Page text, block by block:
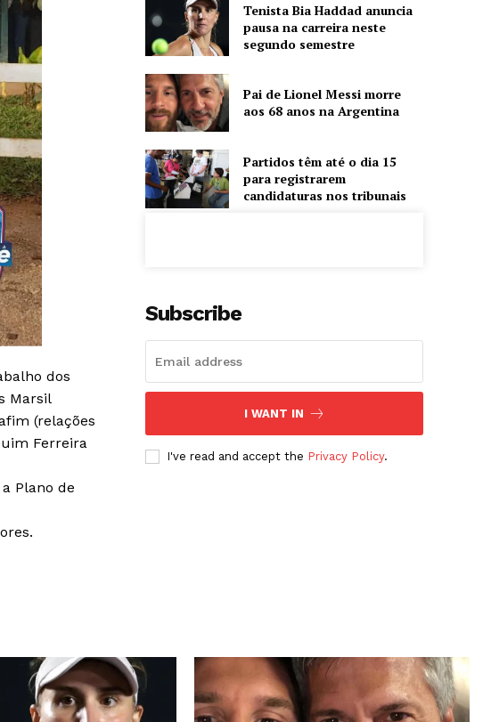
dos
Marsil
(relações
Ferreira
Plano de
Tenista Bia Haddad anuncia
pausa na carreira neste
segundo semestre
Pai de Lionel Messi morre
aos 68 anos na Argentina
Partidos têm até o dia 15
para registrarem
candidaturas nos tribunais
Subscribe
I WANT IN
I've read and accept the Privacy Policy.